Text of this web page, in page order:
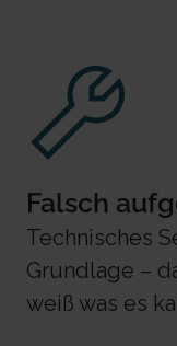
Falsch
Technisches
Grundlage –
weiß was es